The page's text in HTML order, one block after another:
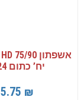
יח’ כתום 1/24
5.75 ₪